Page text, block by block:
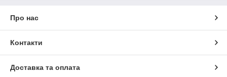
Про нас
Контакти
Доставка та оплата